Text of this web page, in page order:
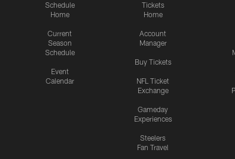
Schedule
Home
Current
Season
Schedule
Event
Calendar
Tickets
Home
Account
Manager
Buy Tickets
NFL Ticket
Exchange
Gameday
Experiences
Steelers
Fan Travel